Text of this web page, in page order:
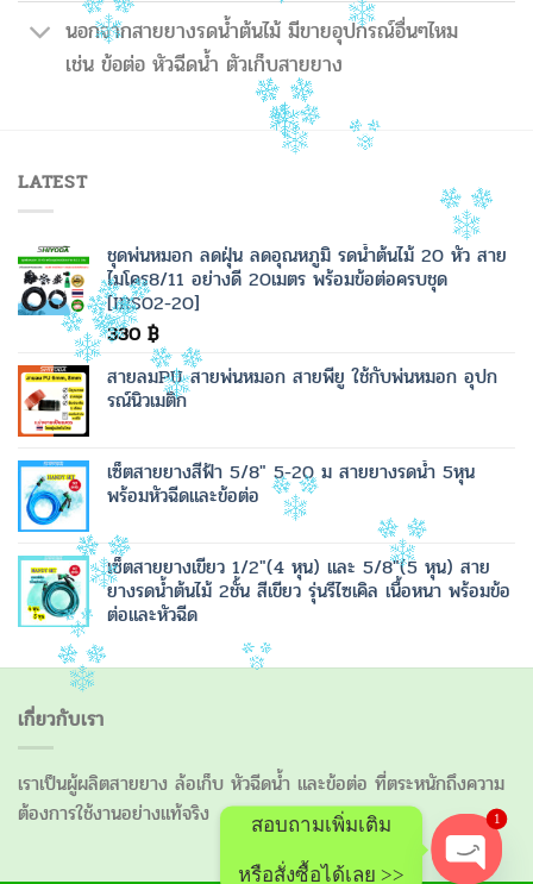
นอกจากสายยางรดน้ำต้นไม้ มีขายอุปกรณ์อื่นๆไหม
เช่น ข้อต่อ หัวฉีดน้ำ ตัวเก็บสายยาง
LATEST
ชุดพ่นหมอก ลดฝุ่น ลดอุณหภูมิ รดน้ำต้นไม้ 20 หัว สาย
ไมโคร8/11 อย่างดี 20เมตร พร้อมข้อต่อครบชุด
[IRS02-20]
330 ฿
สายลมPU สายพ่นหมอก สายพียู ใช้กับพ่นหมอก อุปก
รณ์นิวเมติก
เซ็ตสายยางสีฟ้า 5/8" 5-20 ม สายยางรดน้ำ 5หุน
พร้อมหัวฉีดและข้อต่อ
เซ็ตสายยางเขียว 1/2"(4 หุน) และ 5/8"(5 หุน) สาย
ยางรดน้ำต้นไม้ 2ชั้น สีเขียว รุ่นรีไซเคิล เนื้อหนา พร้อมข้อ
ต่อและหัวฉีด
เกี่ยวกับเรา
เราเป็นผู้ผลิตสายยาง ล้อเก็บ หัวฉีดน้ำ และข้อต่อ ที่ตระหนักถึงความ
ต้องการใช้งานอย่างแท้จริง
สอบถามเพิ่มเติม
หรือสั่งซื้อได้เลย >>
1